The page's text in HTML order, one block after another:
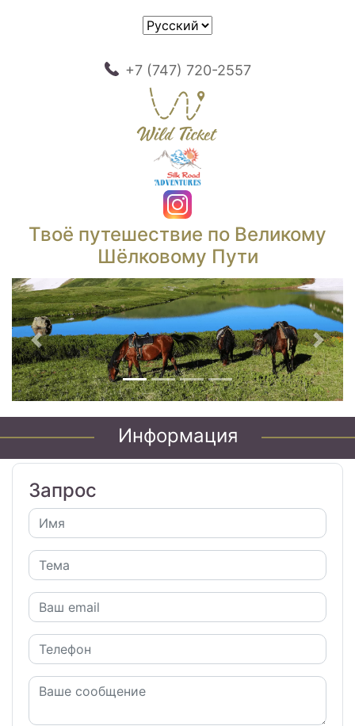
+7 (747) 720-2557
Твоё путешествие по Великому
Шёлковому Пути
Предыдущий
Информация
Запрос